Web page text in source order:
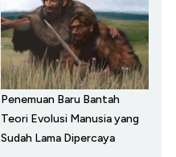
Penemuan Baru Bantah
Teori Evolusi Manusia yang
Sudah Lama Dipercaya